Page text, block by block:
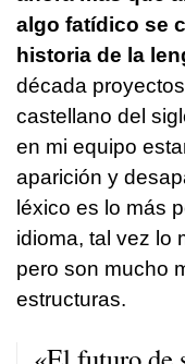
algo fatídico se
historia de la
década
castellano del
en mi equipo
aparición y
léxico es lo más
idioma, tal vez lo
pero son mucho
estructuras.